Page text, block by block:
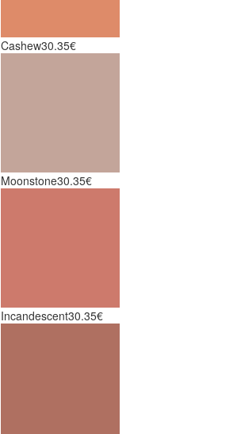
Cashew30.35€
Moonstone30.35€
Incandescent30.35€